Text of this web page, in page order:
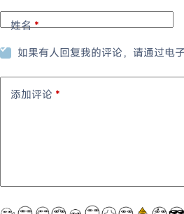
姓名*
如果有人回复我的评论，请通过电
添加评论 *